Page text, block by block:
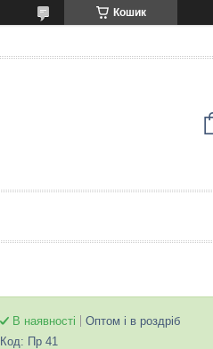
Кошик
В наявності
Оптом і в роздріб
Код: Пр 41